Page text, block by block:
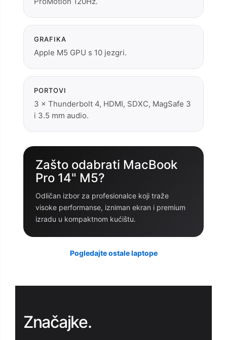
GRAFIKA
Apple M5 GPU s 10 jezgri.
PORTOVI
3 × Thunderbolt 4, HDMI, SDXC, MagSafe 3
i 3.5 mm audio.
Zašto odabrati MacBook
Pro 14" M5?
Odličan izbor za profesionalce koji traže
visoke performanse, izniman ekran i premium
izradu u kompaktnom kućištu.
Pogledajte ostale laptope
Značajke.